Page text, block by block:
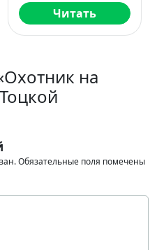
Читать
на
Обязательные поля помечены